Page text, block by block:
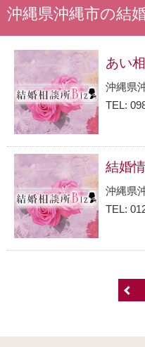
沖縄県沖縄市の結
あい
沖縄県
TEL:
沖縄県
TEL: